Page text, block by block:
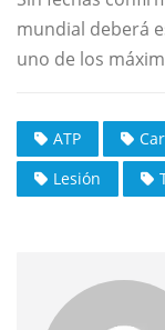
mundial deberá
uno de los
ATP
Lesión